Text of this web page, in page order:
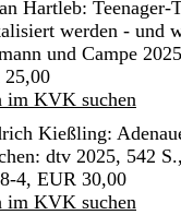
Hartleb: Teenager-
werden - und
und Campe
25,00
im KVK suchen
Kießling:
dtv 2025, 542
4, EUR 30,00
im KVK suchen